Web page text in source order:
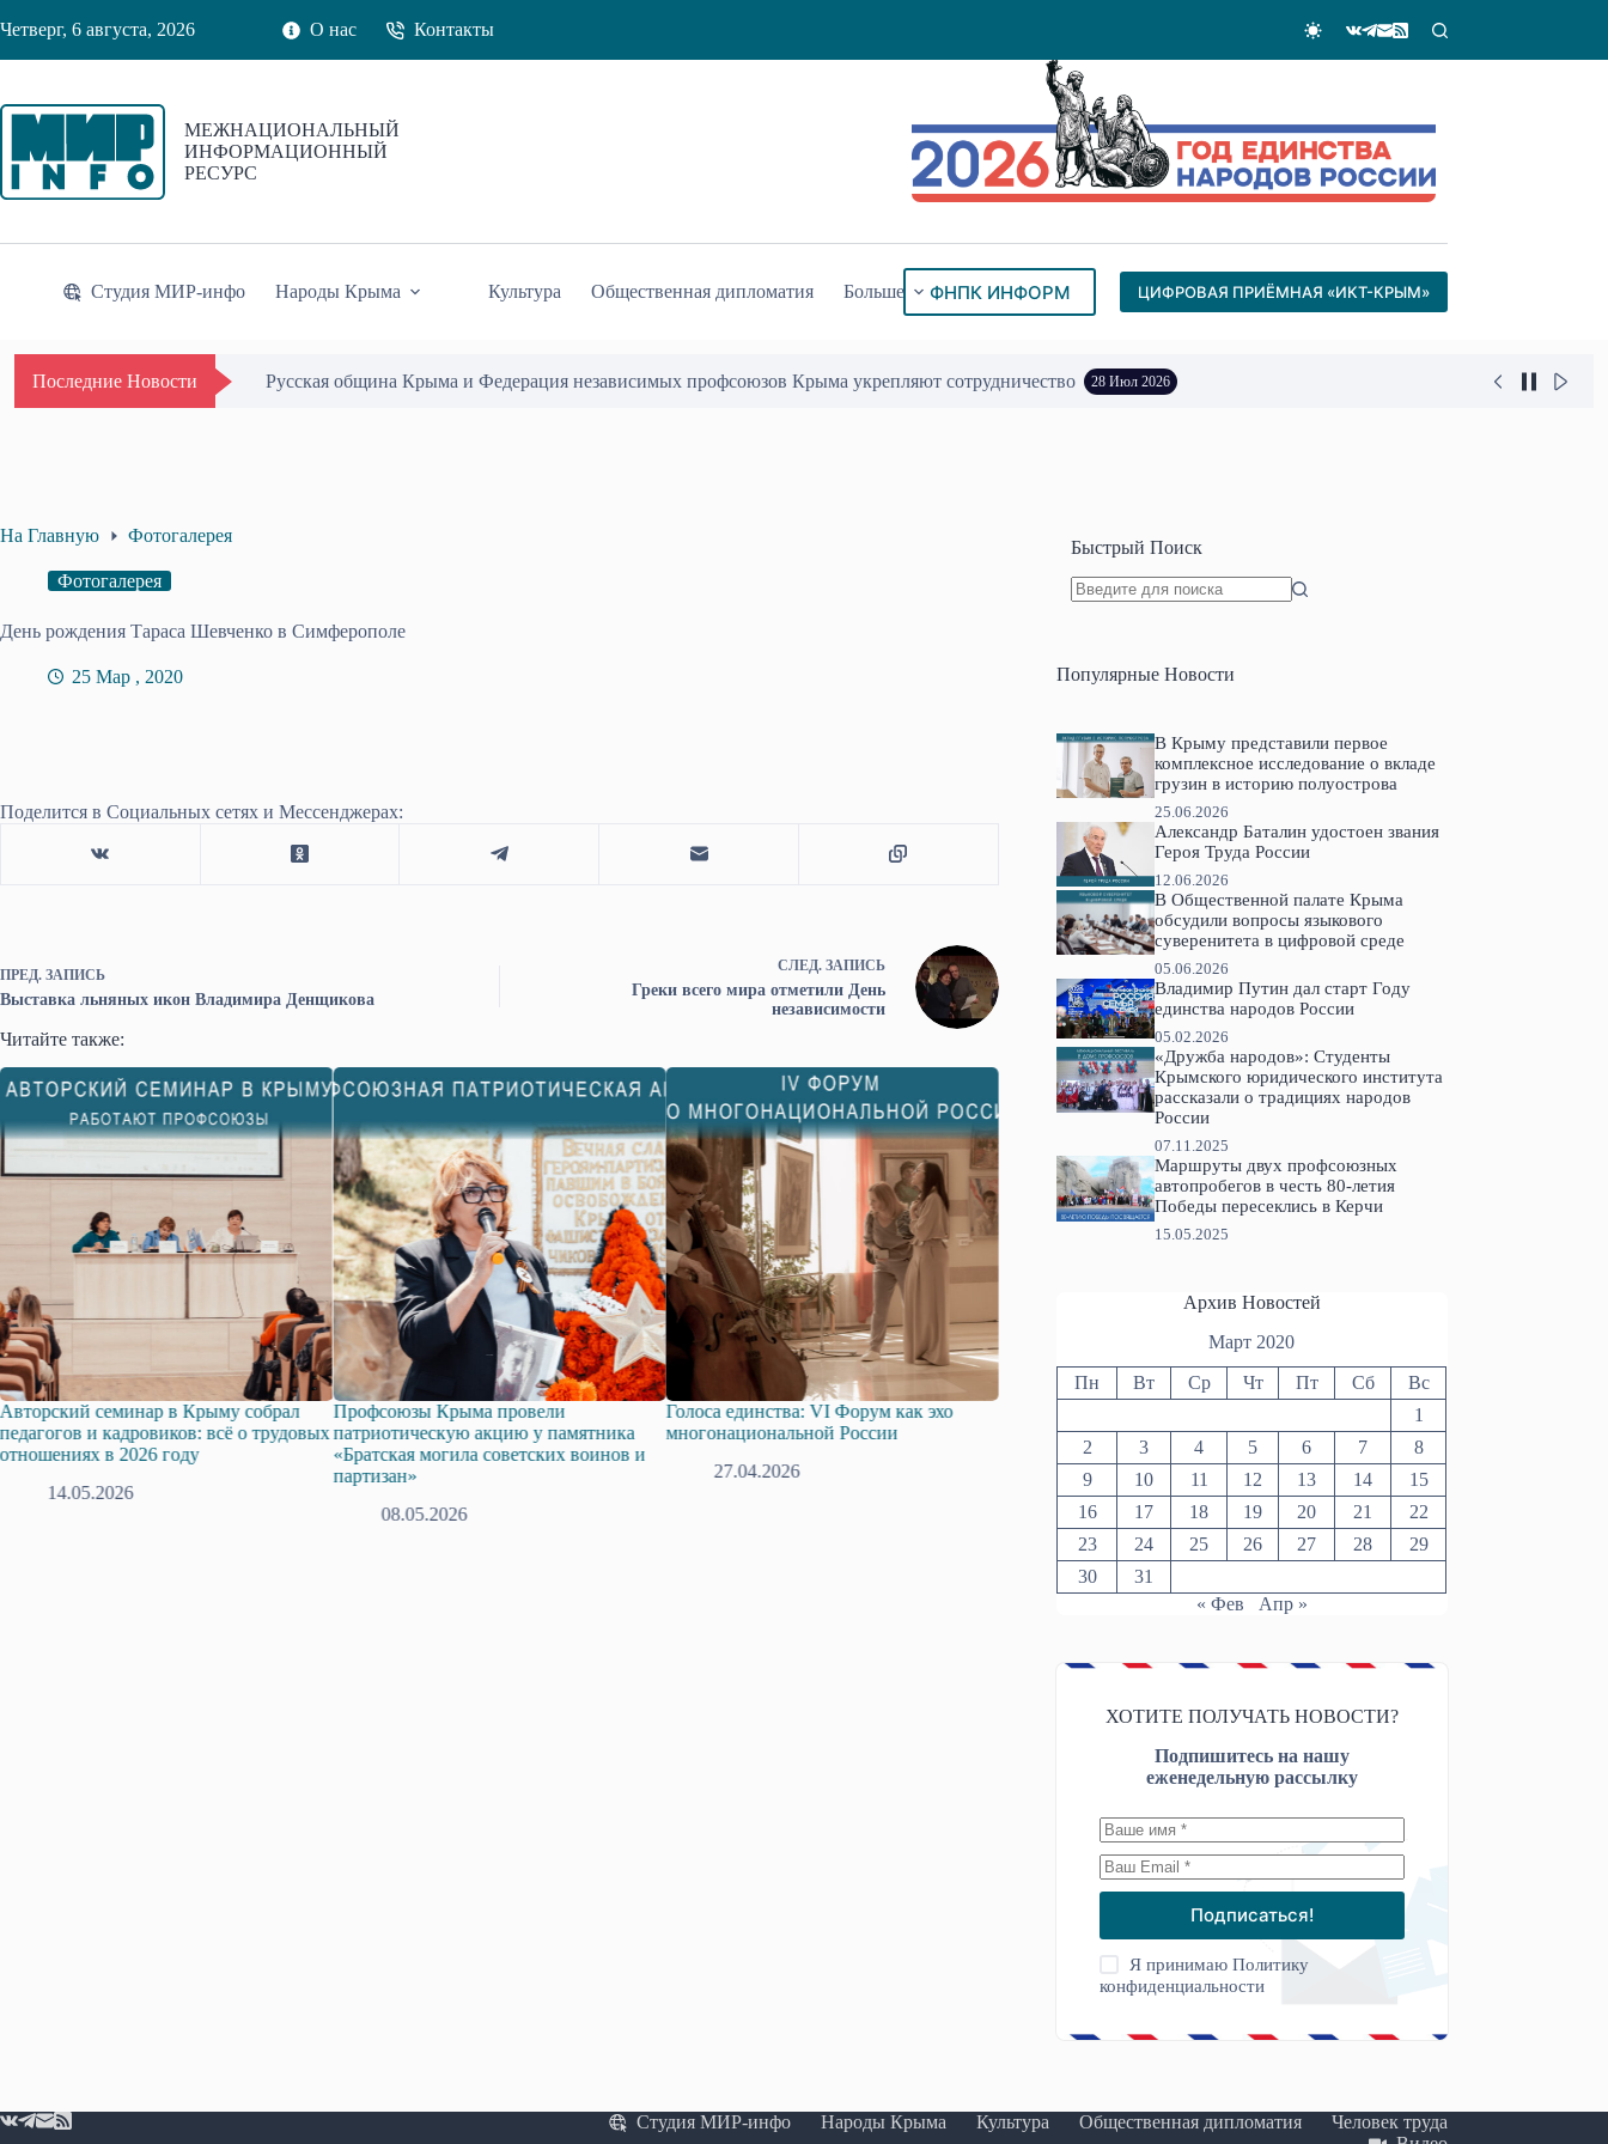
к
Четверг, 6 августа, 2026 О нас Контакты
МЕЖНАЦИОНАЛЬНЫЙ
ИНФОРМАЦИОННЫЙ
РЕСУРС
Студия МИР-инфо Народы Крыма Культура Общественная дипломатия Больше ФНПК ИНФОРМ ЦИФРОВАЯ ПРИЁМНАЯ «ИКТ-КРЫМ»
Последние Новости Русская община Крыма и Федерация независимых профсоюзов Крыма укрепляют сотрудничество 28 Июл 2026
На Главную Фотогалерея
Фотогалерея
День рождения Тараса Шевченко в Симферополе
25 Мар , 2020
Поделится в Социальных сетях и Мессенджерах:
ПРЕД. ЗАПИСЬ
Выставка льняных икон Владимира Денщикова
СЛЕД. ЗАПИСЬ
Греки всего мира отметили День
независимости
Читайте также:
Авторский семинар в Крыму собрал
педагогов и кадровиков: всё о трудовых
отношениях в 2026 году
14.05.2026
Профсоюзы Крыма провели
патриотическую акцию у памятника
«Братская могила советских воинов и
партизан»
08.05.2026
Голоса единства: VI Форум как эхо
многонациональной России
27.04.2026
научно-техническая выставка «Поход в
науку. Территория открытий»
13.04.2026
В Госкомнаце Крыма открыли
фотовыставку в честь
реабилитированных народов
21.04.2020
Быстрый Поиск
Популярные Новости
В Крыму представили первое
комплексное исследование о вкладе
грузин в историю полуострова
25.06.2026
Александр Баталин удостоен звания
Героя Труда России
12.06.2026
В Общественной палате Крыма
обсудили вопросы языкового
суверенитета в цифровой среде
05.06.2026
Владимир Путин дал старт Году
единства народов России
05.02.2026
«Дружба народов»: Студенты
Крымского юридического института
рассказали о традициях народов
России
07.11.2025
Маршруты двух профсоюзных
автопробегов в честь 80-летия
Победы пересеклись в Керчи
15.05.2025
Архив Новостей
Март 2020
Пн Вт Ср Чт Пт Сб
Вс
1
2
3 4 5 6 7
8
9
10 11 12 13 14
15
16
17 18 19 20 21
22
23
24 25 26 27 28
29
30
31
« Фев
Апр »
ХОТИТЕ ПОЛУЧАТЬ НОВОСТИ?
Подпишитесь на нашу
еженедельную рассылку
Подписаться!
Я принимаюПолитику
конфиденциальности
Студия МИР-инфо Народы Крыма Культура Общественная дипломатия
Человек труда